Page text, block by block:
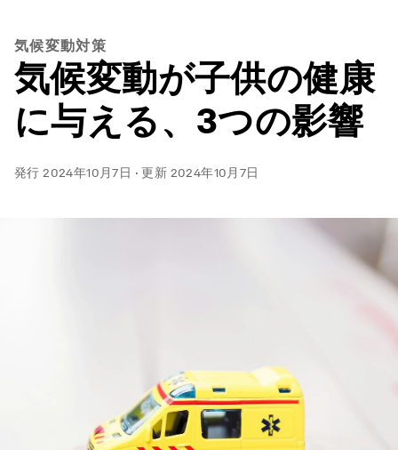
気候変動対策
気候変動が子供の健康
に与える、3つの影響
発行2024年10月7日 ·更新 2024年10月7日